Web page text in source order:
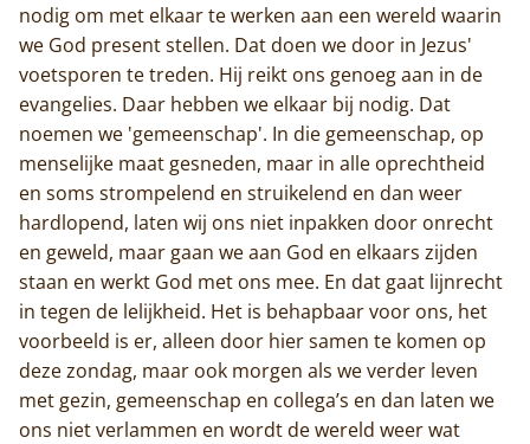
nodig om met elkaar te werken aan een wereld waarin
we God present stellen. Dat doen we door in Jezus'
voetsporen te treden. Hij reikt ons genoeg aan in de
evangelies. Daar hebben we elkaar bij nodig. Dat
noemen we 'gemeenschap'. In die gemeenschap, op
menselijke maat gesneden, maar in alle oprechtheid
en soms strompelend en struikelend en dan weer
hardlopend, laten wij ons niet inpakken door onrecht
en geweld, maar gaan we aan God en elkaars zijden
staan en werkt God met ons mee. En dat gaat lijnrecht
in tegen de lelijkheid. Het is behapbaar voor ons, het
voorbeeld is er, alleen door hier samen te komen op
deze zondag, maar ook morgen als we verder leven
met gezin, gemeenschap en collega’s en dan laten we
ons niet verlammen en wordt de wereld weer wat